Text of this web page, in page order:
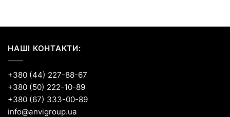
НАШІ КОНТАКТИ:
+380 (44) 227-88-67
+380 (50) 222-10-89
+380 (67) 333-00-89
info@anvigroup.ua